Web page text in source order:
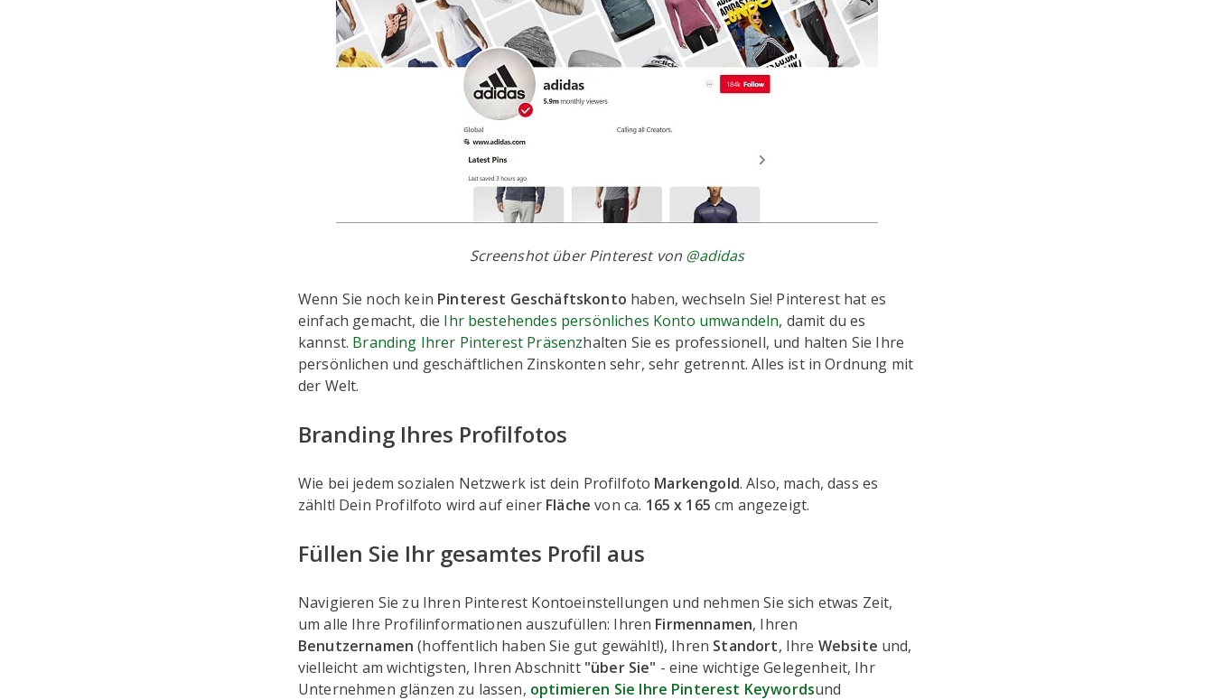
Screenshot über Pinterest von @adidas
Wenn Sie noch kein Pinterest Geschäftskonto haben, wechseln Sie! Pinterest hat es
einfach gemacht, die Ihr bestehendes persönliches Konto umwandeln, damit du es
kannst. Branding Ihrer Pinterest Präsenzhalten Sie es professionell, und halten Sie Ihre
persönlichen und geschäftlichen Zinskonten sehr, sehr getrennt. Alles ist in Ordnung mit
der Welt.
Branding Ihres Profilfotos
Wie bei jedem sozialen Netzwerk ist dein Profilfoto Markengold. Also, mach, dass es
zählt! Dein Profilfoto wird auf einer Fläche von ca. 165 x 165 cm angezeigt.
Füllen Sie Ihr gesamtes Profil aus
Navigieren Sie zu Ihren Pinterest Kontoeinstellungen und nehmen Sie sich etwas Zeit,
um alle Ihre Profilinformationen auszufüllen: Ihren Firmennamen, Ihren
Benutzernamen (hoffentlich haben Sie gut gewählt!), Ihren Standort, Ihre Website und,
vielleicht am wichtigsten, Ihren Abschnitt "über Sie" - eine wichtige Gelegenheit, Ihr
Unternehmen glänzen zu lassen, optimieren Sie Ihre Pinterest Keywordsund